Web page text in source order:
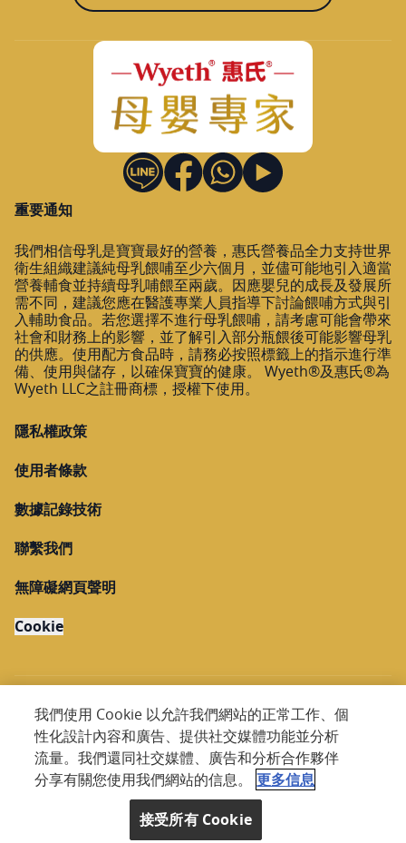
重要通知
我們相信母乳是寶寶最好的營養，惠氏營養品全力支持世界
衛生組織建議純母乳餵哺至少六個月，並儘可能地引入適當
營養輔食並持續母乳哺餵至兩歲。因應嬰兒的成長及發展所
需不同，建議您應在醫護專業人員指導下討論餵哺方式與引
入輔助食品。若您選擇不進行母乳餵哺，請考慮可能會帶來
社會和財務上的影響，並了解引入部分瓶餵後可能影響母乳
的供應。使用配方食品時，請務必按照標籤上的指示進行準
備、使用與儲存，以確保寶寶的健康。 Wyeth®及惠氏®為
Wyeth LLC之註冊商標，授權下使用。
隱私權政策
使用者條款
數據記錄技術
聯繫我們
無障礙網頁聲明
Cookie
Copyright @ 2026 Nestlé. All rights reserved.
滚动到顶部
我們使用 Cookie 以允許我們網站的正常工作、個
性化設計內容和廣告、提供社交媒體功能並分析
流量。我們還同社交媒體、廣告和分析合作夥伴
分享有關您使用我們網站的信息。
更多信息
接受所有 Cookie